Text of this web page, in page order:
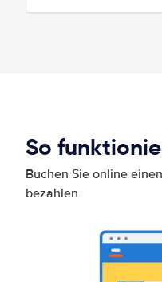
So
Buchen Sie online
bezahlen